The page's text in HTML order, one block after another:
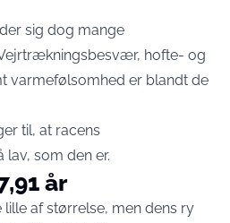
sig dog mange
hofte- og
varmefølsomhed er blandt de
til, at racens
lav, som den er.
år
lille af størrelse, men dens ry